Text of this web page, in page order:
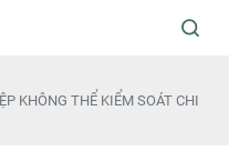
KHÔNG THỂ KIỂM SOÁT CHI